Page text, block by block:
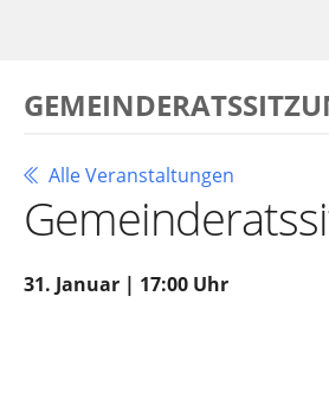
Alle Veranstaltungen
31. Januar | 17:00 Uhr